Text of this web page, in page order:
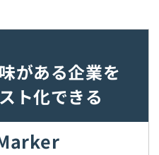
がある企業を
ト化できる